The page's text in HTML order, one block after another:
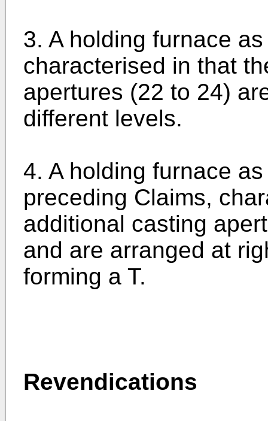
3. A holding furnace
characterised in that
apertures (22 to 24)
different levels.
4. A holding furnace
preceding Claims,
additional casting
and are arranged at
forming a T.
Revendications